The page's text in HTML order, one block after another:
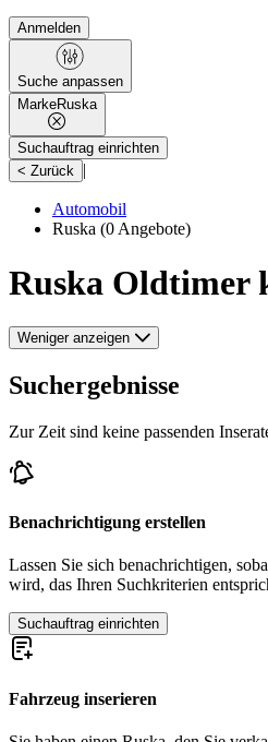
Anmelden
Suche anpassen
MarkeRuska
Suchauftrag einrichten
< Zurück |
Automobil
Ruska (0 Angebote)
Ruska Oldtimer
Weniger anzeigen
Suchergebnisse
Zur Zeit sind keine passenden
Benachrichtigung erstellen
Lassen Sie sich benachrichtigen,
wird, das Ihren Suchkriterien
Suchauftrag einrichten
Fahrzeug inserieren